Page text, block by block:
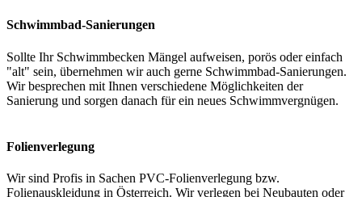
Schwimmbad-Sanierungen
Sollte Ihr Schwimmbecken Mängel aufweisen, porös oder einfach
"alt" sein, übernehmen wir auch gerne Schwimmbad-Sanierungen.
Wir besprechen mit Ihnen verschiedene Möglichkeiten der
Sanierung und sorgen danach für ein neues Schwimmvergnügen.
Folienverlegung
Wir sind Profis in Sachen PVC-Folienverlegung bzw.
Folienauskleidung in Österreich. Wir verlegen bei Neubauten oder